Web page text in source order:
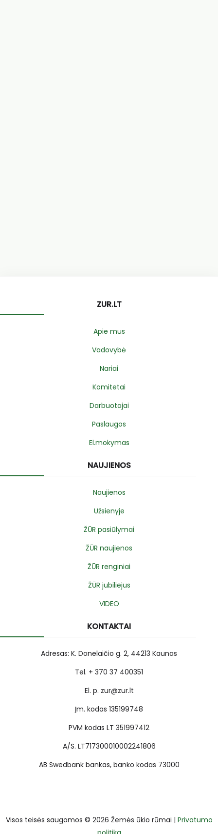
ZUR.LT
Apie mus
Vadovybė
Nariai
Komitetai
Darbuotojai
Paslaugos
El.mokymas
NAUJIENOS
Naujienos
Užsienyje
ŽŪR pasiūlymai
ŽŪR naujienos
ŽŪR renginiai
ŽŪR jubiliejus
VIDEO
KONTAKTAI
Adresas: K. Donelaičio g. 2, 44213 Kaunas
Tel. + 370 37 400351
El. p. zur@zur.lt
Įm. kodas 135199748
PVM kodas LT 351997412
A/S. LT717300010002241806
AB Swedbank bankas, banko kodas 73000
Visos teisės saugomos © 2026 Žemės ūkio rūmai | Privatumo